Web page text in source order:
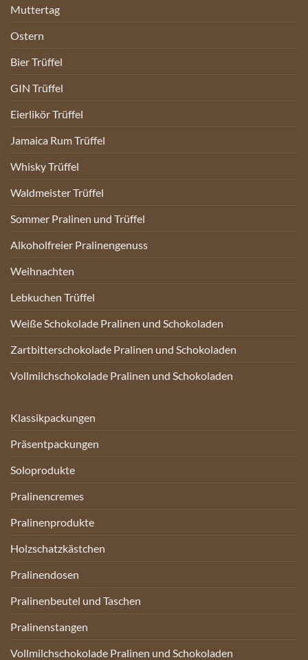
Muttertag
Ostern
Bier Trüffel
GIN Trüffel
Eierlikör Trüffel
Jamaica Rum Trüffel
Whisky Trüffel
Waldmeister Trüffel
Sommer Pralinen und Trüffel
Alkoholfreier Pralinengenuss
Weihnachten
Lebkuchen Trüffel
Weiße Schokolade Pralinen und Schokoladen
Zartbitterschokolade Pralinen und Schokoladen
Vollmilchschokolade Pralinen und Schokoladen
Klassikpackungen
Präsentpackungen
Soloprodukte
Pralinencremes
Pralinenprodukte
Holzschatzkästchen
Pralinendosen
Pralinenbeutel und Taschen
Pralinenstangen
Vollmilchschokolade Pralinen und Schokoladen